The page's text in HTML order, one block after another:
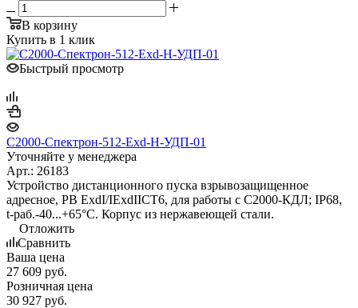
В корзину
Купить в 1 клик
Быстрый просмотр
С2000-Спектрон-512-Exd-Н-УДП-01
Уточняйте у менеджера
Арт.: 26183
Устройство дистанционного пуска взрывозащищенное
адресное, PB ExdI/IExdIICT6, для работы с С2000-КДЛ; IP68,
t-раб.-40...+65°С. Корпус из нержавеющей стали.
Отложить
Сравнить
Ваша цена
27 609 руб.
Розничная цена
30 927 руб.